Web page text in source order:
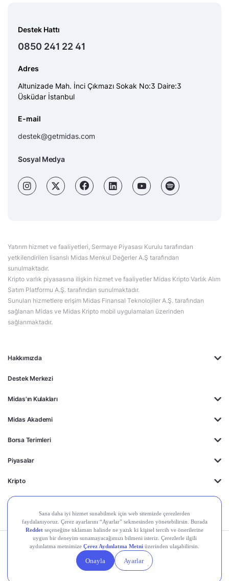
Hakkımızda
Destek Merkezi
Midas'ın Kulakları
Midas Akademi
Borsa Terimleri
Piyasalar
Kripto
Ayrıcalıklar
Destek Hattı
0850 241 22 41
Adres
Altunizade Mah. İnci Çıkmazı Sokak No:3 Daire:3
Üsküdar İstanbul
E-mail
destek@getmidas.com
Sosyal Medya
Yatırım hizmet ve faaliyetleri, Sermaye Piyasası Kurulu tarafından
yetkilendirilen lisanslı Midas Menkul Değerler A.Ş tarafından
sunulmaktadır.
Kripto varlık piyasasına ilişkin hizmet ve faaliyetler Midas Kripto Varlık Alım
Satım Platformu A.Ş. tarafından sunulmaktadır.
Sunulan hizmetlere erişim Midas Finansal Teknolojiler A.Ş. tarafından
sağlanan Midas ve Midas Kripto mobil uygulamaları üzerinden
sağlanmaktadır.
Kişisel Verilerin
Gizlilik
Politikası
Yasal
Duyurular
Çerez